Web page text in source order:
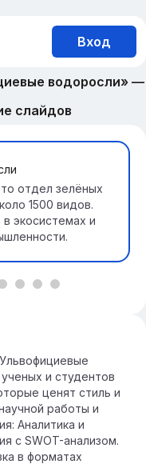
Вход
водоросли» —
слайдов
отдел зелёных
1500 видов.
экосистемах и
и студентов
ценят стиль и
работы и
Аналитика и
с SWOT-анализом.
в форматах